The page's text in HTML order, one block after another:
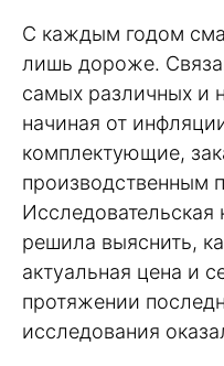
С каждым годом
лишь дороже.
самых различных и
начиная от
комплектующие,
производственным
Исследовательская
решила выяснить,
актуальная цена и
протяжении
исследования